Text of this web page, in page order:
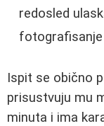
redosled
Ispit se obično
prisustvuju mu
minuta i ima